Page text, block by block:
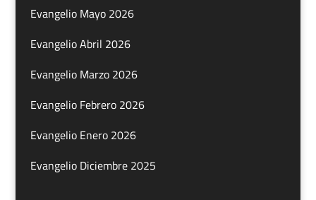
Evangelio Mayo 2026
Evangelio Abril 2026
Evangelio Marzo 2026
Evangelio Febrero 2026
Evangelio Enero 2026
Evangelio Diciembre 2025